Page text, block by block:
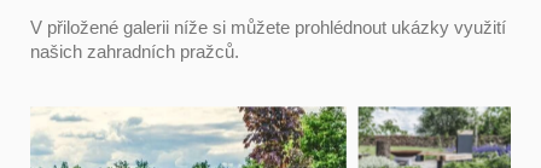
V přiložené galerii níže si můžete prohlédnout ukázky využití
našich zahradních pražců.